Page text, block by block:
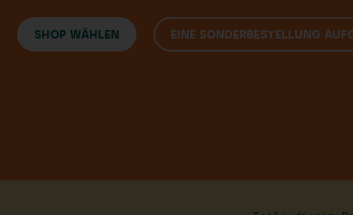
SHOP WÄHLEN EINE SONDERBESTELLUNG